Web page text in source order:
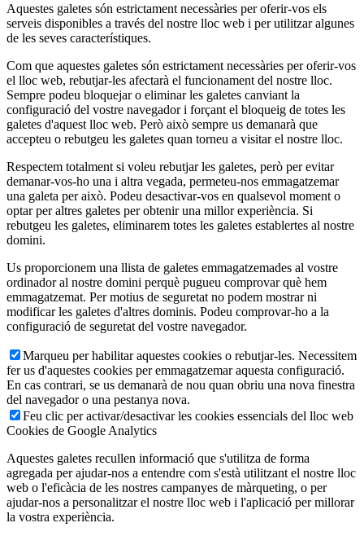
Aquestes galetes són estrictament necessàries per oferir-vos els
serveis disponibles a través del nostre lloc web i per utilitzar algunes
de les seves característiques.
Com que aquestes galetes són estrictament necessàries per oferir-vos
el lloc web, rebutjar-les afectarà el funcionament del nostre lloc.
Sempre podeu bloquejar o eliminar les galetes canviant la
configuració del vostre navegador i forçant el bloqueig de totes les
galetes d'aquest lloc web. Però això sempre us demanarà que
accepteu o rebutgeu les galetes quan torneu a visitar el nostre lloc.
Respectem totalment si voleu rebutjar les galetes, però per evitar
demanar-vos-ho una i altra vegada, permeteu-nos emmagatzemar
una galeta per això. Podeu desactivar-vos en qualsevol moment o
optar per altres galetes per obtenir una millor experiència. Si
rebutgeu les galetes, eliminarem totes les galetes establertes al nostre
domini.
Us proporcionem una llista de galetes emmagatzemades al vostre
ordinador al nostre domini perquè pugueu comprovar què hem
emmagatzemat. Per motius de seguretat no podem mostrar ni
modificar les galetes d'altres dominis. Podeu comprovar-ho a la
configuració de seguretat del vostre navegador.
Marqueu per habilitar aquestes cookies o rebutjar-les. Necessitem
fer us d'aquestes cookies per emmagatzemar aquesta configuració.
En cas contrari, se us demanarà de nou quan obriu una nova finestra
del navegador o una pestanya nova.
Feu clic per activar/desactivar les cookies essencials del lloc web
Cookies de Google Analytics
Aquestes galetes recullen informació que s'utilitza de forma
agregada per ajudar-nos a entendre com s'està utilitzant el nostre lloc
web o l'eficàcia de les nostres campanyes de màrqueting, o per
ajudar-nos a personalitzar el nostre lloc web i l'aplicació per millorar
la vostra experiència.